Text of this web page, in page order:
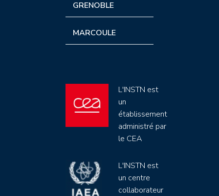
GRENOBLE
MARCOULE
L'INSTN est
un
établissement
administré par
le CEA
L'INSTN est
un centre
collaborateur